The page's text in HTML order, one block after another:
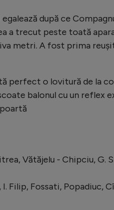
după ce
trecut peste toată
metri. A fost prima
perfect o lovitură de la
balonul cu un reflex
Vătăjelu - Chipciu, G.
Filip, Fossati, Popadiuc,